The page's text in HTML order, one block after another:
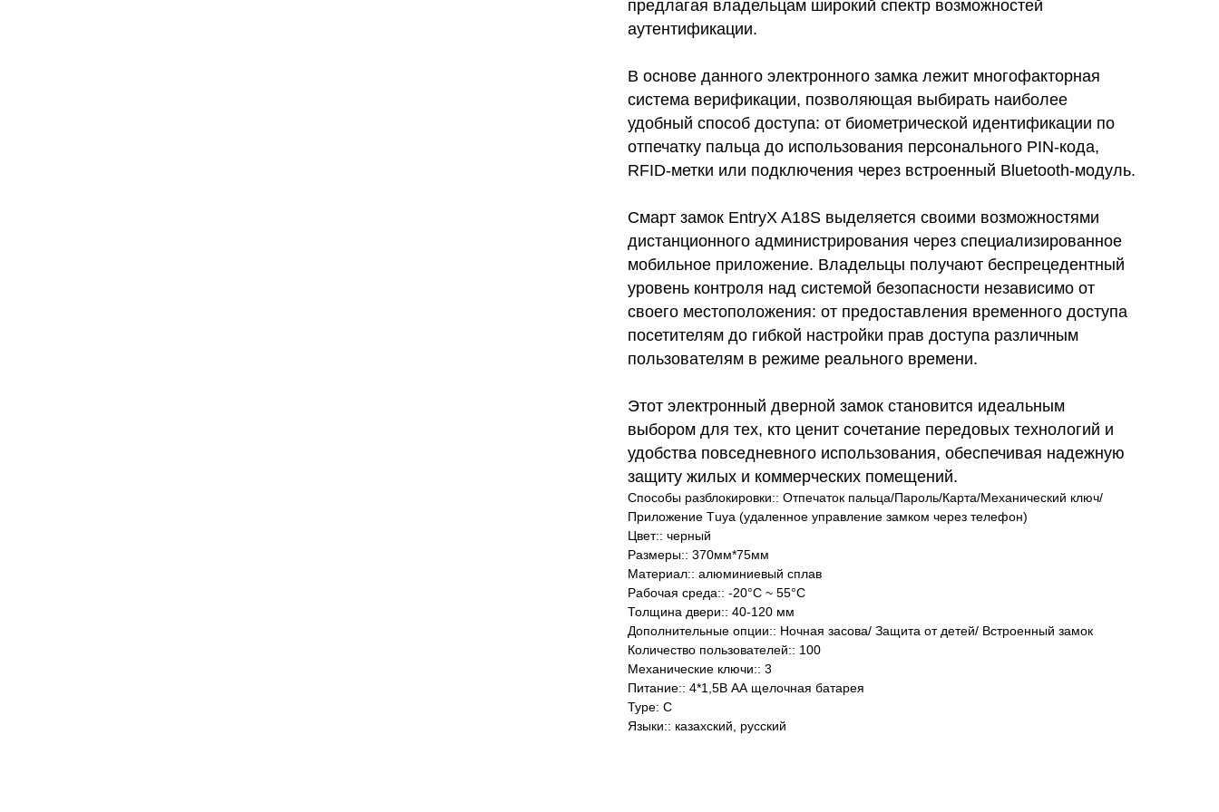
предлагая владельцам широкий спектр возможностей
аутентификации.
В основе данного электронного замка лежит многофакторная
система верификации, позволяющая выбирать наиболее
удобный способ доступа: от биометрической идентификации по
отпечатку пальца до использования персонального PIN-кода,
RFID-метки или подключения через встроенный Bluetooth-модуль.
Смарт замок EntryX A18S выделяется своими возможностями
дистанционного администрирования через специализированное
мобильное приложение. Владельцы получают беспрецедентный
уровень контроля над системой безопасности независимо от
своего местоположения: от предоставления временного доступа
посетителям до гибкой настройки прав доступа различным
пользователям в режиме реального времени.
Этот электронный дверной замок становится идеальным
выбором для тех, кто ценит сочетание передовых технологий и
удобства повседневного использования, обеспечивая надежную
защиту жилых и коммерческих помещений.
Способы разблокировки:: Отпечаток пальца/Пароль/Карта/Механический ключ/
Приложение Тuya (удаленное управление замком через телефон)
Цвет:: черный
Размеры:: 370мм*75мм
Материал:: алюминиевый сплав
Рабочая среда:: -20°С ~ 55°С
Толщина двери:: 40-120 мм
Дополнительные опции:: Ночная засова/ Защита от детей/ Встроенный замок
Количество пользователей:: 100
Механические ключи:: 3
Питание:: 4*1,5В АА щелочная батарея
Type: C
Языки:: казахский, русский